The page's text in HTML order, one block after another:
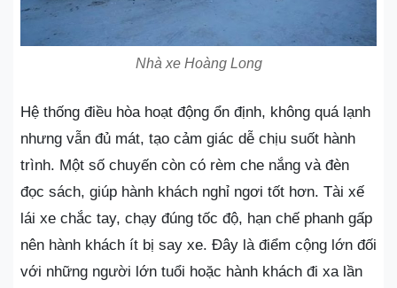
Nhà xe Hoàng Long
Hệ thống điều hòa hoạt động ổn định, không quá lạnh
nhưng vẫn đủ mát, tạo cảm giác dễ chịu suốt hành
trình. Một số chuyến còn có rèm che nắng và đèn
đọc sách, giúp hành khách nghỉ ngơi tốt hơn. Tài xế
lái xe chắc tay, chạy đúng tốc độ, hạn chế phanh gấp
nên hành khách ít bị say xe. Đây là điểm cộng lớn đối
với những người lớn tuổi hoặc hành khách đi xa lần